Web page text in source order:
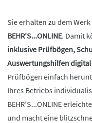
Sie erhalten zu dem
BEHR'S...ONLINE. Damit
inklusive Prüfbögen,
Auswertungshilfen
Prüfbögen einfach
Ihres Betriebs
BEHR'S...ONLINE
und macht eine